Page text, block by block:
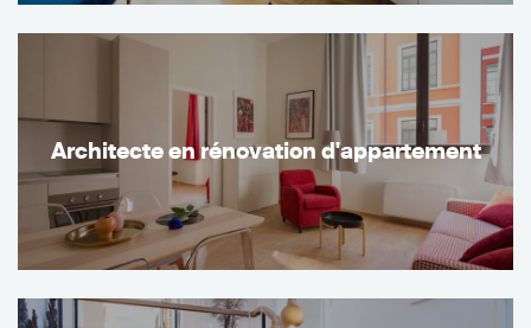
Architecte en rénovation d'appartement